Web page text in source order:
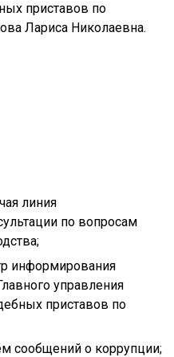
приставов по
Лариса Николаевна.
линия
по вопросам
информирования
управления
приставов по
сообщений о коррупции;